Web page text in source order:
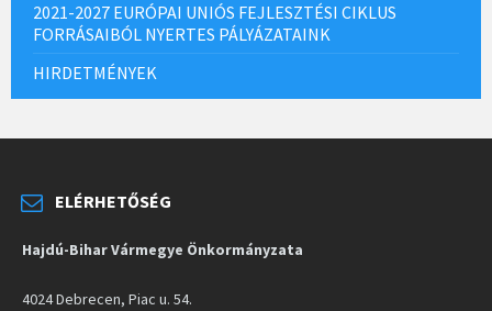
2021-2027 EURÓPAI UNIÓS FEJLESZTÉSI CIKLUS
FORRÁSAIBÓL NYERTES PÁLYÁZATAINK
HIRDETMÉNYEK
ELÉRHETŐSÉG
Hajdú-Bihar Vármegye Önkormányzata
4024 Debrecen, Piac u. 54.